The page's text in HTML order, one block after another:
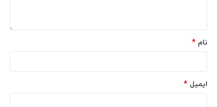
نام *
ایمیل *